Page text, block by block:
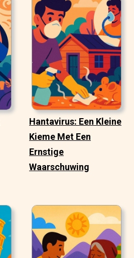
Hantavirus: Een Kleine
Kieme Met Een
Ernstige
Waarschuwing